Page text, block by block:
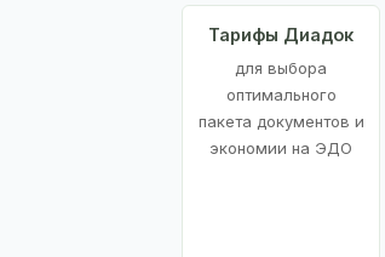
Тарифы Диадок
для выбора
оптимального
пакета документов и
экономии на ЭДО